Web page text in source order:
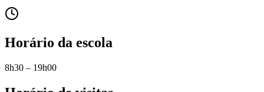
Horário da escola
8h30 – 19h00